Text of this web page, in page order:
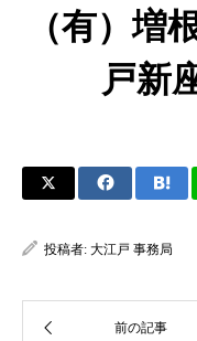
（有）増
戸新
投稿者: 大江戸 事務局